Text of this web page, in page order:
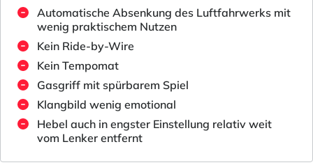
Automatische Absenkung des Luftfahrwerks mit
wenig praktischem Nutzen
Kein Ride-by-Wire
Kein Tempomat
Gasgriff mit spürbarem Spiel
Klangbild wenig emotional
Hebel auch in engster Einstellung relativ weit
vom Lenker entfernt